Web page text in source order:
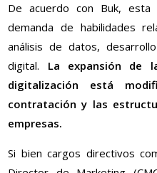
De acuerdo con Buk, esta
demanda de habilidades
análisis de datos,
digital. La expansión de
digitalización está
contratación y las
empresas.
Si bien cargos directivos